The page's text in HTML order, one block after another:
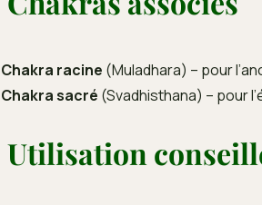
Chakra racine (Muladhara) – pour
Chakra sacré (Svadhisthana) – pour
Utilisation